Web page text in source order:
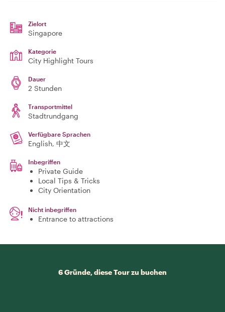
Zielort
Singapore
Kategorie
City Highlight Tours
Dauer
2 Stunden
Transportmittel
Stadtrundgang
Verfügbare Sprachen
English, 中文
Inbegriffen
Private Guide
Local Tips & Tricks
City Orientation
Nicht inbegriffen
Entrance to attractions
6 Gründe, diese Tour zu buchen